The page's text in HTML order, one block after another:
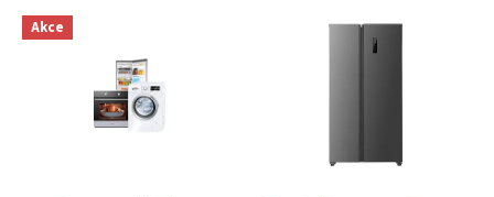
V Akce